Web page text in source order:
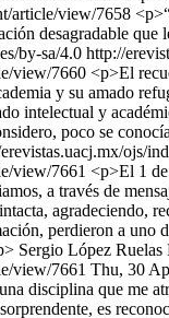
article/view/7658
desagradable
by-sa/4.0 http://
view/7660 <p>El
y su amado
intelectual y
poco se
ojs/
view/7661 <p>El 1
a través de
agradeciendo,
perdieron a uno
Sergio López Ruelas
view/7661 Thu, 30
disciplina que me
es